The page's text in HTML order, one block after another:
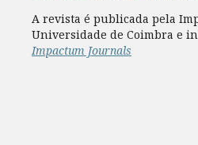
A revista é publicada pela
Universidade de Coimbra e
Impactum Journals